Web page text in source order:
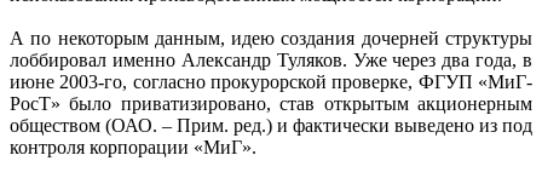
А по некоторым данным, идею создания дочерней структуры
лоббировал именно Александр Туляков. Уже через два года, в
июне 2003-го, согласно прокурорской проверке, ФГУП «МиГ-
РосТ» было приватизировано, став открытым акционерным
обществом (ОАО. – Прим. ред.) и фактически выведено из под
контроля корпорации «МиГ».